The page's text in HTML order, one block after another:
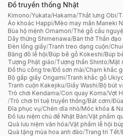
Đồ truyền thống Nhật
Kimono/Yukata/Hakama/Thắt lưng Obi/
Áo khoác Happi/Mèo may mắn Maneki
Bùa hộ mệnh Omamori/Thẻ gỗ cầu
Dây thừng Shimenawa/Bàn thờ Thần
Đèn lồng giấy/Tranh treo dạng cuộn/
Băng đô lễ hội/Búp bê gỗ Kokeshi/Búp
Tượng Phật giáo/Tượng thần Shinto/Mặt
Đồ thủ công tre/Đồ sơn mài/Chạm khắc
Bộ gấp giấy Origami/Tranh khắc gỗ
Tranh cuộn Kakejiku/Giấy Washi/Bộ bút
Trò chơi Kendama/Con quay Koma/Vợt
/Trò chơi trí tuệ truyền thống/Bát cơm/Đũa
Đĩa phục vụ/Chén dĩa nhỏ/Móc khóa &
Đồ lưu niệm chủ đề Nhật Bản/Vật phẩm
Quà lưu niệm văn hóa/Vật phẩm lễ hội
Quà tặng mùa hoa anh đào/Trang trí Tết/